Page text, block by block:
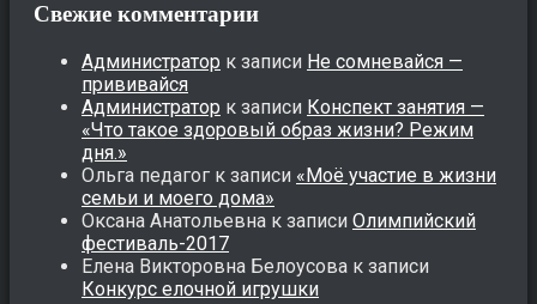
Свежие комментарии
Администратор к записи Не сомневайся —
прививайся
Администратор к записи Конспект занятия —
«Что такое здоровый образ жизни? Режим
дня.»
Ольга педагог к записи «Моё участие в жизни
семьи и моего дома»
Оксана Анатольевна к записи Олимпийский
фестиваль-2017
Елена Викторовна Белоусова к записи
Конкурс елочной игрушки